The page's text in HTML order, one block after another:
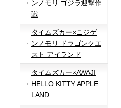
ンノモリ ゴジラ迎撃作
戦
タイムズカー×ニジゲ
ンノモリ ドラゴンクエ
スト アイランド
タイムズカー×AWAJI
HELLO KITTY APPLE
LAND